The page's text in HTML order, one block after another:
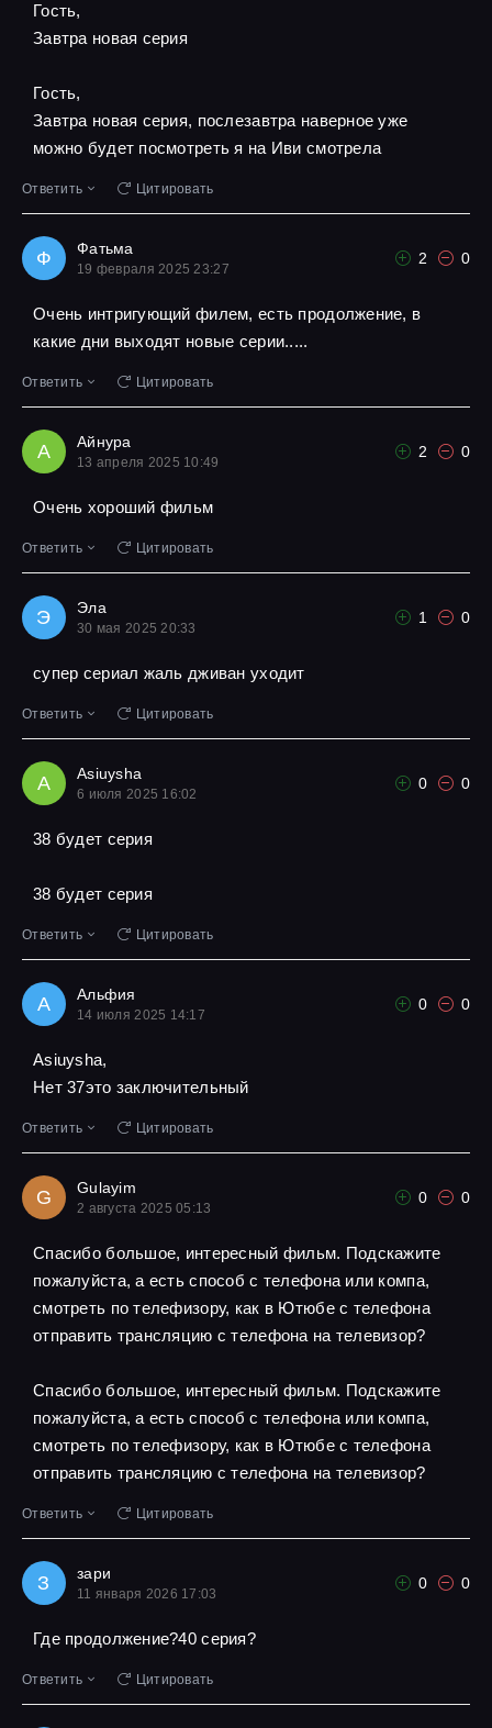
Гость,
Завтра новая серия
Гость,
Завтра новая серия, послезавтра наверное уже
можно будет посмотреть я на Иви смотрела
Ответить Цитировать
Ф Фатьма
19 февраля 2025 23:27
2 0
Очень интригующий филем, есть продолжение, в
какие дни выходят новые серии.....
Ответить Цитировать
А Айнура
13 апреля 2025 10:49
2 0
Очень хороший фильм
Ответить Цитировать
Э Эла
30 мая 2025 20:33
1 0
супер сериал жаль дживан уходит
Ответить Цитировать
A Asiuysha
6 июля 2025 16:02
0 0
38 будет серия
38 будет серия
Ответить Цитировать
А Альфия
14 июля 2025 14:17
0 0
Asiuysha,
Нет 37это заключительный
Ответить Цитировать
G Gulayim
2 августа 2025 05:13
0 0
Спасибо большое, интересный фильм. Подскажите
пожалуйста, а есть способ с телефона или компа,
смотреть по телефизору, как в Ютюбе с телефона
отправить трансляцию с телефона на телевизор?
Спасибо большое, интересный фильм. Подскажите
пожалуйста, а есть способ с телефона или компа,
смотреть по телефизору, как в Ютюбе с телефона
отправить трансляцию с телефона на телевизор?
Ответить Цитировать
З зари
11 января 2026 17:03
0 0
Где продолжение?40 серия?
Ответить Цитировать